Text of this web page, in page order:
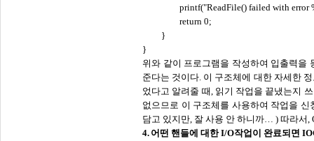
printf("ReadFile() failed with error
return 0;
}
}
위와 같이 프로그램을 작성하여 입출력을
준다는 것이다. 이 구조체에 대한 자세한
었다고 알려줄 때, 읽기 작업을 끝냈는지
없으므로 이 구조체를 사용하여 작업을
담고 있지만, 잘 사용 안 하니까… ) 따라서,
4. 어떤 핸들에 대한I/O작업이 완료되면